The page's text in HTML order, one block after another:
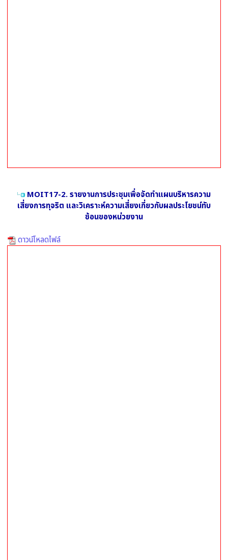
MOIT17-2. รายงานการประชุมเพื่อจัดทำแผนบริหารความ
เสี่ยงการทุจริต และวิเคราะห์ความเสี่ยงเกี่ยวกับผลประโยชน์ทับ
ซ้อนของหน่วยงาน
ดาวน์โหลดไฟล์